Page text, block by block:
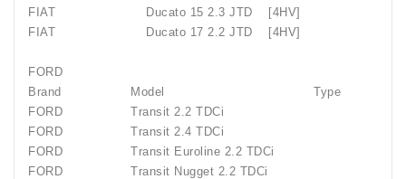
FIAT
Ducato 15 2.3 JTD
[4HV]
FIAT
Ducato 17 2.2 JTD [4HV]
FORD
Brand
Model
Type
FORD
Transit 2.2 TDCi
FORD
Transit 2.4 TDCi
FORD
Transit Euroline 2.2 TDCi
FORD
Transit Nugget 2.2 TDCi